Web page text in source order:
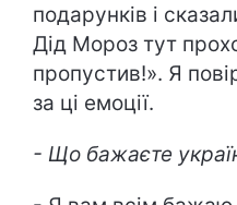
подарунків і
Дід Мороз тут
пропустив!». Я
за ці емоції.
- Що бажаєте